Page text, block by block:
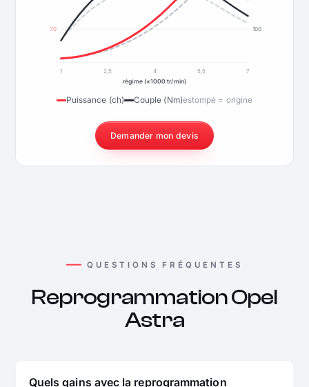
70 100
1 2,5 4 5,5
7
régime (×1000 tr/min)
Puissance (ch) Couple (Nm)estompé = origine
Demander mon devis
QUESTIONS FRÉQUENTES
Reprogrammation Opel
Astra
Quels gains avec la reprogrammation